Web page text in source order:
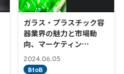
ガラス・プラスチック容
器業界の魅力と市場動
向、マーケティン…
2024.06.05
BtoB